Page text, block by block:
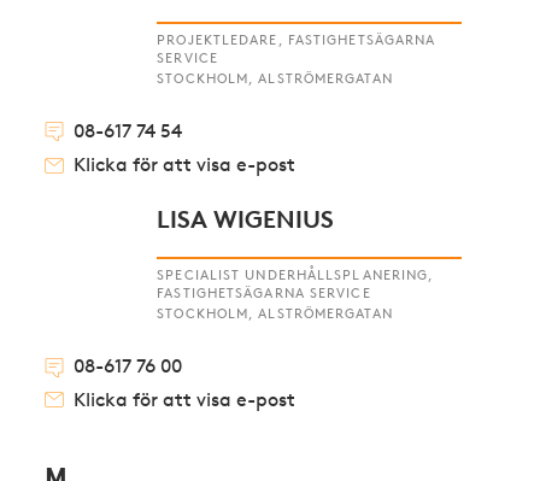
PROJEKTLEDARE, FASTIGHETSÄGARNA
SERVICE
STOCKHOLM, ALSTRÖMERGATAN
08-617 74 54
Klicka för att visa e-post
LISA WIGENIUS
SPECIALIST UNDERHÅLLSPLANERING,
FASTIGHETSÄGARNA SERVICE
STOCKHOLM, ALSTRÖMERGATAN
08-617 76 00
Klicka för att visa e-post